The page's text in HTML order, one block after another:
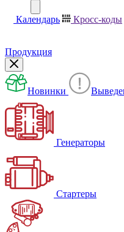
Календарь Кросс-коды
Продукция
Новинки
Генераторы
Стартеры